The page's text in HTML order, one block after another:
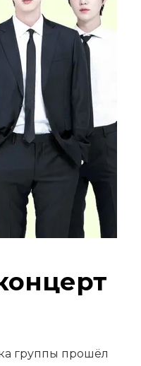
группы прошёл